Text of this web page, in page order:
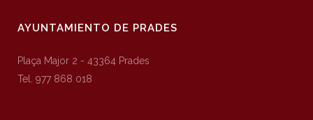
AYUNTAMIENTO DE PRADES
Plaça Major 2 - 43364 Prades
Tel. 977 868 018